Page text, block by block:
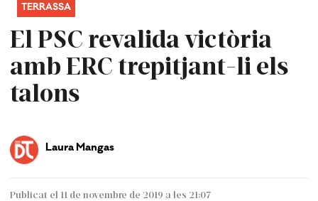
El PSC revalida victòria
amb ERC trepitjant-li els
talons
TERRASSA
Laura Mangas
Publicat el 11 de novembre de 2019 a les 21:07